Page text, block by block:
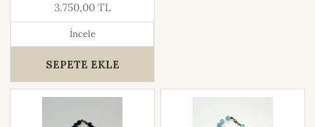
3.750,00 TL
İncele
SEPETE EKLE